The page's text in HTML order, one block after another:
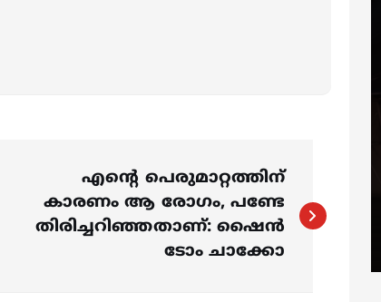
എന്റെ പെരുമാറ്റത്തിന്
കാരണം ആ ​രോ​ഗം, പണ്ടേ
തിരിച്ചറിഞ്ഞതാണ്: ഷൈന്‍
ടോം ചാക്കോ